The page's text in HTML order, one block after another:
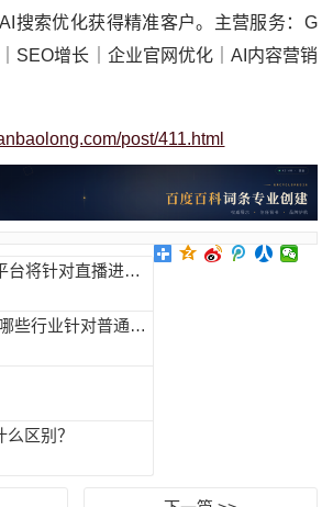
搜索优化获得精准客户。主营服务：G
SEO增长｜企业官网优化｜AI内容营销
post/411.html
头条、抖音媒体直播平台将针对直播进行无声慢直播账户进行处理
chatgpt回答：2025年哪些行业针对普通人可以赚钱？
区别？